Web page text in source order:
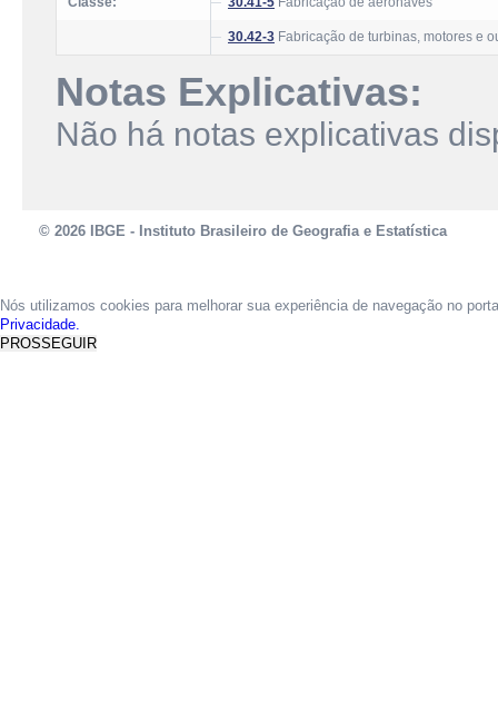
30.42-3 Fabricação de turbinas, motores e
Notas Explicativas:
Não há notas explicativas
© 2026 IBGE - Instituto Brasileiro de Geografia e Estatística
Nós utilizamos cookies para melhorar sua experiência de navegação no
Privacidade.
PROSSEGUIR